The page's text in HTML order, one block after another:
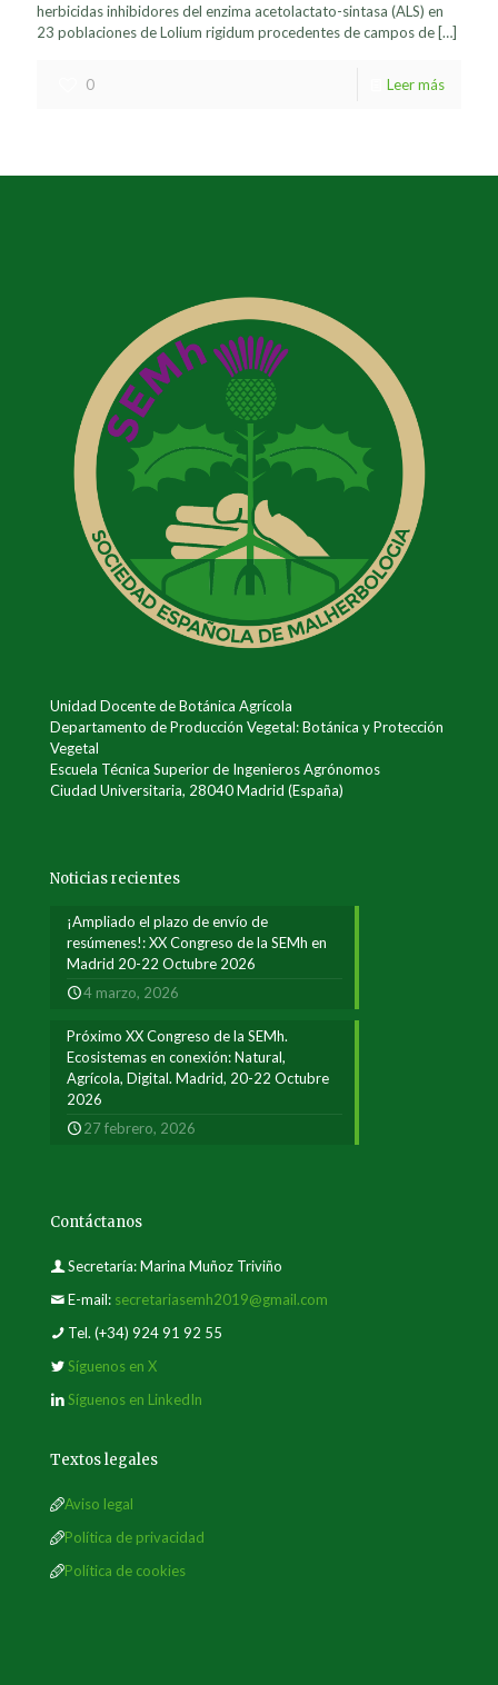
herbicidas inhibidores del enzima acetolactato-sintasa (ALS) en
23 poblaciones de Lolium rigidum procedentes de campos de […]
0 Leer más
Unidad Docente de Botánica Agrícola
Departamento de Producción Vegetal: Botánica y Protección
Vegetal
Escuela Técnica Superior de Ingenieros Agrónomos
Ciudad Universitaria, 28040 Madrid (España)
Noticias recientes
¡Ampliado el plazo de envío de
resúmenes!: XX Congreso de la SEMh en
Madrid 20-22 Octubre 2026
4 marzo, 2026
Próximo XX Congreso de la SEMh.
Ecosistemas en conexión: Natural,
Agrícola, Digital. Madrid, 20-22 Octubre
2026
27 febrero, 2026
Contáctanos
Secretaría: Marina Muñoz Triviño
E-mail: secretariasemh2019@gmail.com
Tel. (+34) 924 91 92 55
Síguenos en X
Síguenos en LinkedIn
Textos legales
Aviso legal
Política de privacidad
Política de cookies